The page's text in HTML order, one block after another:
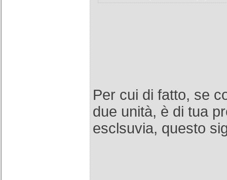
Per cui di fatto, se
due unità, è di tua
esclsuvia, questo